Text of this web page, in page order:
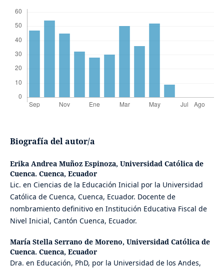
Biografía del autor/a
Erika Andrea Muñoz Espinoza, Universidad Católica de
Cuenca. Cuenca, Ecuador
Lic. en Ciencias de la Educación Inicial por la Universidad
Católica de Cuenca, Cuenca, Ecuador. Docente de
nombramiento definitivo en Institución Educativa Fiscal de
Nivel Inicial, Cantón Cuenca, Ecuador.
María Stella Serrano de Moreno, Universidad Católica de
Cuenca. Cuenca, Ecuador
Dra. en Educación, PhD, por la Universidad de los Andes,